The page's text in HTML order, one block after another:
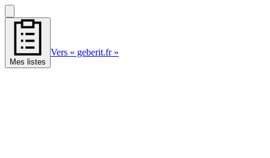
Mes listes
Vers « geberit.fr »